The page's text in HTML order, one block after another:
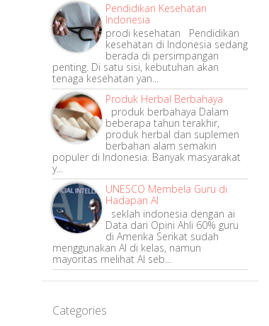
Pendidikan Kesehatan
Indonesia
prodi kesehatan Pendidikan
kesehatan di Indonesia sedang
berada di persimpangan
penting. Di satu sisi, kebutuhan akan
tenaga kesehatan yan...
Produk Herbal Berbahaya
produk berbahaya Dalam
beberapa tahun terakhir,
produk herbal dan suplemen
berbahan alam semakin
populer di Indonesia. Banyak masyarakat
y...
UNESCO Membela Guru di
Hadapan AI
seklah indonesia dengan ai
Data dari Opini Ahli 60% guru
di Amerika Serikat sudah
menggunakan AI di kelas, namun
mayoritas melihat AI seb...
Categories